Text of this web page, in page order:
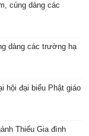
cúng dàng các
dàng các trường hạ
hội đại biểu Phật giáo
Thiếu Gia đình